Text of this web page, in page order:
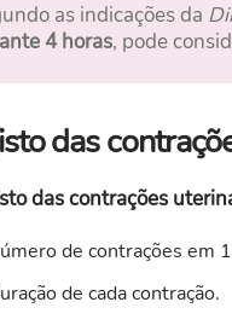
as indicações da
4 horas, pode
das
das contrações
de contrações em
de cada contração.